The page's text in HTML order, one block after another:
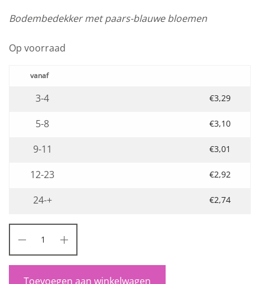
Bodembedekker met paars-blauwe bloemen
Op voorraad
3-4 €3,29
5-8 €3,10
9-11 €3,01
12-23 €2,92
24-+ €2,74
Toevoegen aan winkelwagen